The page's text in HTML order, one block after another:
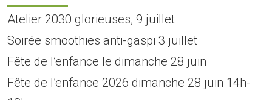
Atelier 2030 glorieuses, 9 juillet
Soirée smoothies anti-gaspi 3 juillet
Fête de l’enfance le dimanche 28 juin
Fête de l’enfance 2026 dimanche 28 juin 14h-